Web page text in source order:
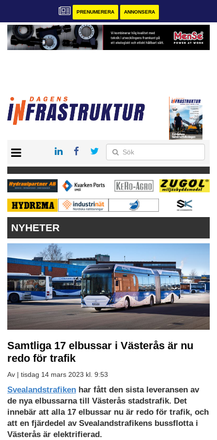
PRENUMERERA ANNONSERA
KONTAKT
VÅRA ANDRA MAGASIN
PRENUMERERA
ANNONSERA
NYHETER
Samtliga 17 elbussar i Västerås är nu
redo för trafik
Av | tisdag 14 mars 2023 kl. 9:53
Ladda
ned
som
PDF
Svealandstrafiken har fått den sista leveransen av
de nya elbussarna till Västerås stadstrafik. Det
innebär att alla 17 elbussar nu är redo för trafik, och
att en fjärdedel av Svealandstrafikens bussflotta i
Västerås är elektrifierad.